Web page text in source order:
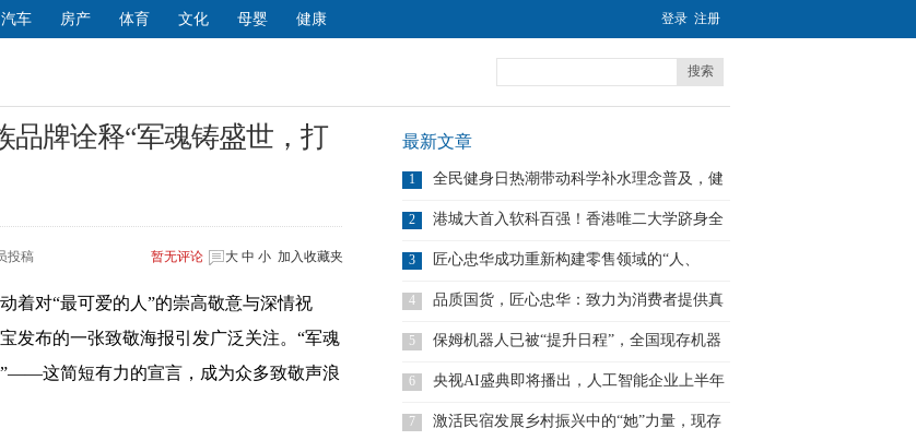
汽车 房产 体育 文化 母婴 健康 登录 注册
搜索
品牌诠释“军魂铸盛世，打
投稿 大 中 小 加入收藏夹
暂无评论
着对“最可爱的人”的崇高敬意与深情祝
发布的一张致敬海报引发广泛关注。“军魂
这简短有力的宣言，成为众多致敬声浪
最新文章
1
全民健身日热潮带动科学补水理念普及，健
力
2
港城大首入软科百强！香港唯二大学跻身全
3
匠心忠华成功重新构建零售领域的“人、
货、
4
品质国货，匠心忠华：致力为消费者提供真
5 保姆机器人已被“提升日程”，全国现存机器
6 央视AI盛典即将播出，人工智能企业上半年
7 激活民宿发展乡村振兴中的“她”力量，现存